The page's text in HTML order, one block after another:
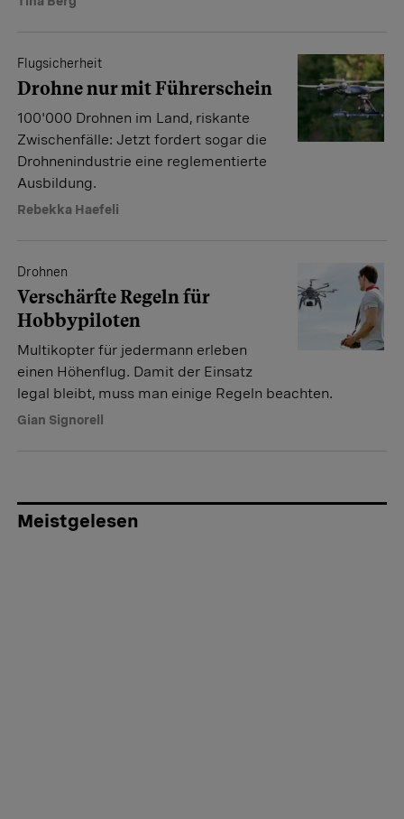
Flugsicherheit
Drohne nur mit Führerschein
100'000 Drohnen im Land, riskante
Zwischenfälle: Jetzt fordert sogar die
Drohnenindustrie eine reglementierte
Ausbildung.
Rebekka Haefeli
Drohnen
Verschärfte Regeln für
Hobbypiloten
Multikopter für jedermann erleben
einen Höhenflug. Damit der Einsatz
legal bleibt, muss man einige Regeln beachten.
Gian Signorell
Meistgelesen